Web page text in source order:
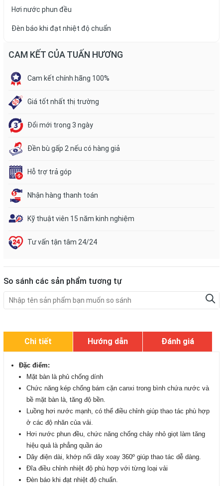
Hơi nước phun đều
Đèn báo khi đạt nhiệt độ chuẩn
CAM KẾT CỦA TUẤN HƯƠNG
Cam kết chính hãng 100%
Giá tốt nhất thị trường
Đổi mới trong 3 ngày
Đền bù gấp 2 nếu có hàng giả
Hỗ trợ trả góp
Nhận hàng thanh toán
Kỹ thuật viên 15 năm kinh nghiệm
Tư vấn tận tâm 24/24
So sánh các sản phẩm tương tự
Chi tiết Hướng dẫn Đánh giá
Đặc điểm:
Mặt bàn là phủ chống dính
Chức năng kép chống bám cặn canxi trong bình chứa nước và
bề mặt bàn là, tăng độ bền.
Luồng hơi nước mạnh, có thể điều chỉnh giúp thao tác phù hợp
ở các độ nhăn của vải.
Hơi nước phun đều, chức năng chống chảy nhỏ giọt làm tăng
hiệu quả là phẳng quần áo
Dây điện dài, khớp nối dây xoay 360º giúp thao tác dễ dàng.
Đĩa điều chỉnh nhiệt độ phù hợp với từng loại vải
Đèn báo khi đạt nhiệt độ chuẩn.